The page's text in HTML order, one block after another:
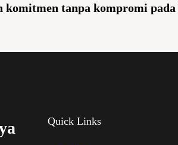
komitmen tanpa kompromi
Quick Links